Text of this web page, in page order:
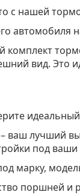
с нашей
автомобиля
комплект
вид. Это
ваш лучший
под ваши
марку,
поршней